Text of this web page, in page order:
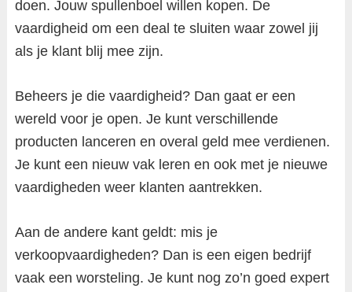
doen. Jouw spullenboel willen kopen. De
vaardigheid om een deal te sluiten waar zowel jij
als je klant blij mee zijn.
Beheers je die vaardigheid? Dan gaat er een
wereld voor je open. Je kunt verschillende
producten lanceren en overal geld mee verdienen.
Je kunt een nieuw vak leren en ook met je nieuwe
vaardigheden weer klanten aantrekken.
Aan de andere kant geldt: mis je
verkoopvaardigheden? Dan is een eigen bedrijf
vaak een worsteling. Je kunt nog zo’n goed expert